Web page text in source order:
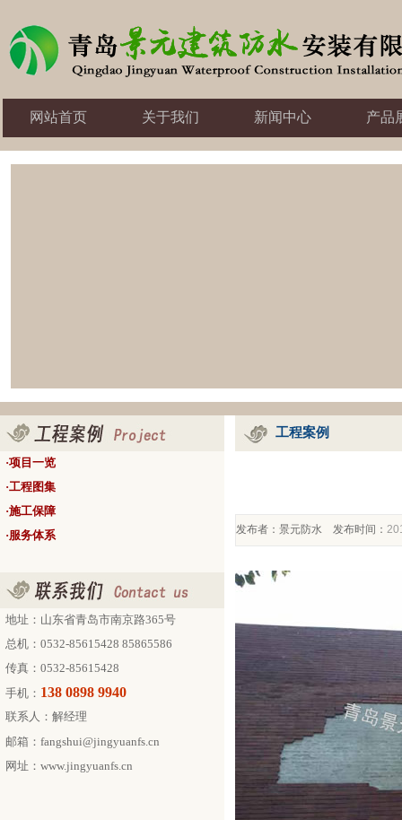
网站首页 关于我们 新闻中心 产品
·项目一览
·工程图集
·施工保障
·服务体系
地址：山东省青岛市南京路365号
总机：0532-85615428 85865586
传真：0532-85615428
手机： 138 0898 9940
联系人：解经理
邮箱：fangshui@jingyuanfs.cn
网址： www.jingyuanfs.cn
工程案例
发布者：景元防水 发布时间：